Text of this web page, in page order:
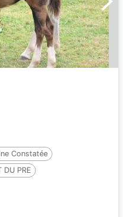
Constatée
DU PRE